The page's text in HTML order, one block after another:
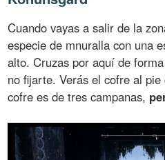
Cuando vayas a salir de la
especie de mnuralla con una
alto. Cruzas por aquí de
no fijarte. Verás el cofre al
cofre es de tres campanas,